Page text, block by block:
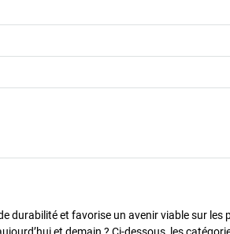
durabilité et favorise un avenir viable sur les
et demain ? Ci-dessous, les